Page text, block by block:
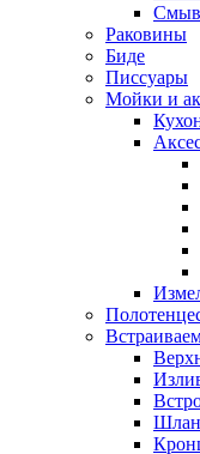
Раковины
Биде
Писсуары
Мойки и